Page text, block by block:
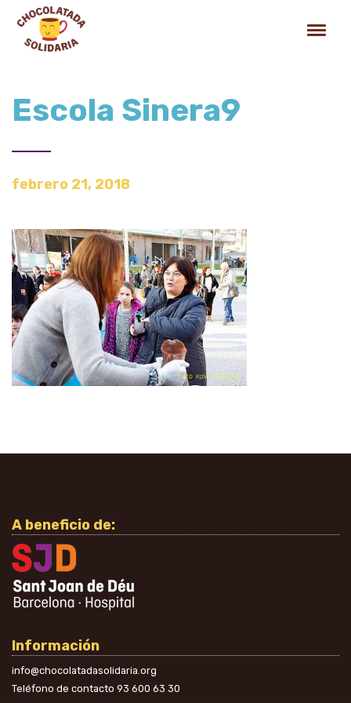
Escola Sinera9
febrero 21, 2018
A beneficio de:
Información
info@chocolatadasolidaria.org
Teléfono de contacto 93 600 63 30